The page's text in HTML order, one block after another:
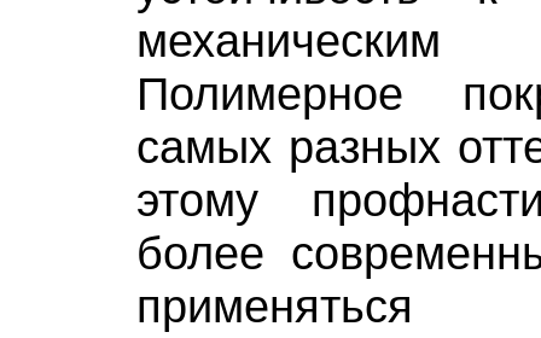
механическим
Полимерное
самых разных
этому
более